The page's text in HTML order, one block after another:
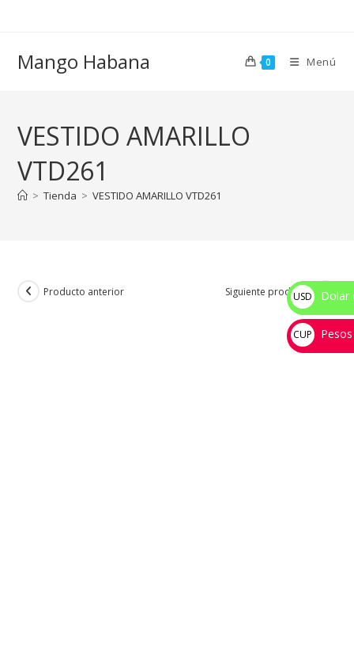
Mango Habana 0 Menú
VESTIDO AMARILLO
VTD261
> Tienda > VESTIDO AMARILLO VTD261
Producto anterior Siguiente producto
USD
$
Dolar
CUP
💰
Pesos